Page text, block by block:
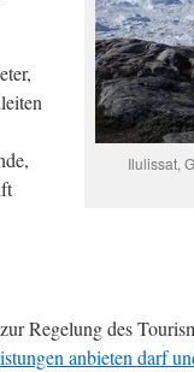
Ilulissat,
Regelung des
anbieten darf